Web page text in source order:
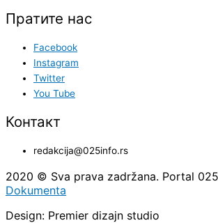
Пратите нас
Facebook
Instagram
Twitter
You Tube
Контакт
redakcija@025info.rs
2020 © Sva prava zadržana. Portal
Dokumenta
Design: Premier dizajn studio